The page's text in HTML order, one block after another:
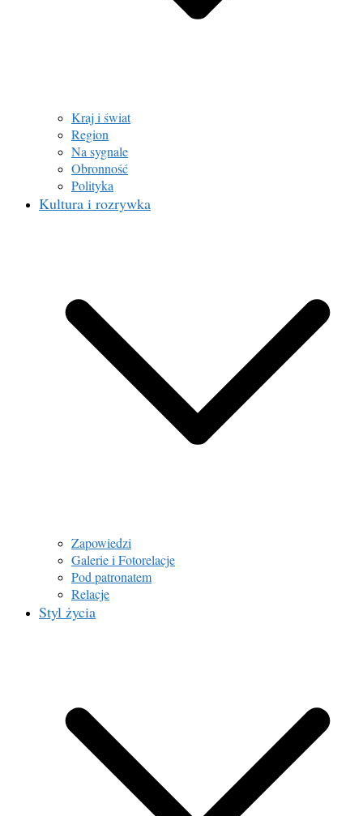
Kraj i świat
Region
Na sygnale
Obronność
Polityka
Kultura i rozrywka
Zapowiedzi
Galerie i Fotorelacje
Pod patronatem
Relacje
Styl życia